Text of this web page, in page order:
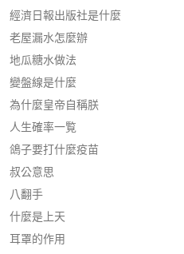
經濟日報出版社是什麼
老屋漏水怎麼辦
地瓜糖水做法
變盤線是什麼
為什麼皇帝自稱朕
人生確率一覧
鴿子要打什麼疫苗
叔公意思
八翻手
什麼是上天
耳罩的作用